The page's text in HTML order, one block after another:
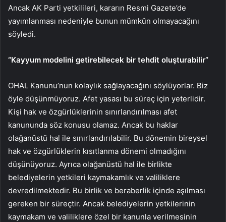
Ancak AK Parti yetkilileri, kararın Resmi Gazete’de
yayımlanması nedeniyle bunun mümkün olmayacağını
söyledi.
“Kayyum modelini getirebilecek bir tehdit oluşturabilir”
OHAL Kanunu’nun kolaylık sağlayacağını söylüyorlar. Biz
öyle düşünmüyoruz. Afet yasası bu süreç için yeterlidir.
Kişi hak ve özgürlüklerinin sınırlandırılması afet
kanununda söz konusu olamaz. Ancak bu haklar
olağanüstü hal ile sınırlandırılabilir. Bu dönemin bireysel
hak ve özgürlüklerin kısıtlanma dönemi olmadığını
düşünüyoruz. Ayrıca olağanüstü hal ile birlikte
belediyelerin yetkileri kaymakamlık ve valiliklere
devredilmektedir. Bu birlik ve beraberlik içinde aşılması
gereken bir süreçtir. Ancak belediyelerin yetkilerinin
kaymakam ve valiliklere özel bir kanunla verilmesinin